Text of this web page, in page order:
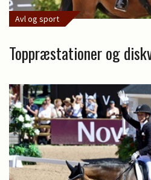
Avl og sport
Toppræstationer og